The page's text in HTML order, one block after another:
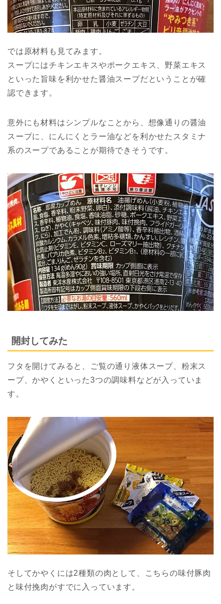
では原材料も見てみます。
スープにはチキンエキスやポークエキス、野菜エキス
といった旨味を利かせた醤油スープだということが確
認できます。
意外にも材料はシンプルなことから、想像通りの醤油
スープに、にんにくとラー油などを利かせたスタミナ
系のスープであることが期待できそうです。
開封してみた
フタを開けてみると、ご覧の通り液体スープ、粉末ス
ープ、かやくといった3つの調味料などが入っていま
す。
そしてかやくには2種類の肉として、こちらの味付豚肉
と味付挽肉がすでに入っています。